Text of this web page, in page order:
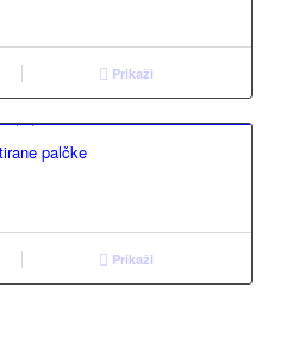
Prikaži
palčke
Prikaži